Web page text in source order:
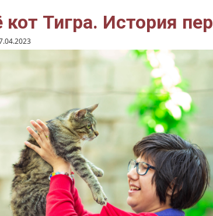
О
Проекте
подарим
друг
другу
счастье!»
кот Тигра. История